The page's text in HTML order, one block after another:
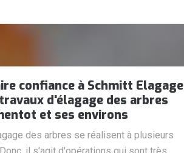
confiance à Schmitt Elagage
d'élagage des arbres
et ses environs
des arbres se réalisent à plusieurs